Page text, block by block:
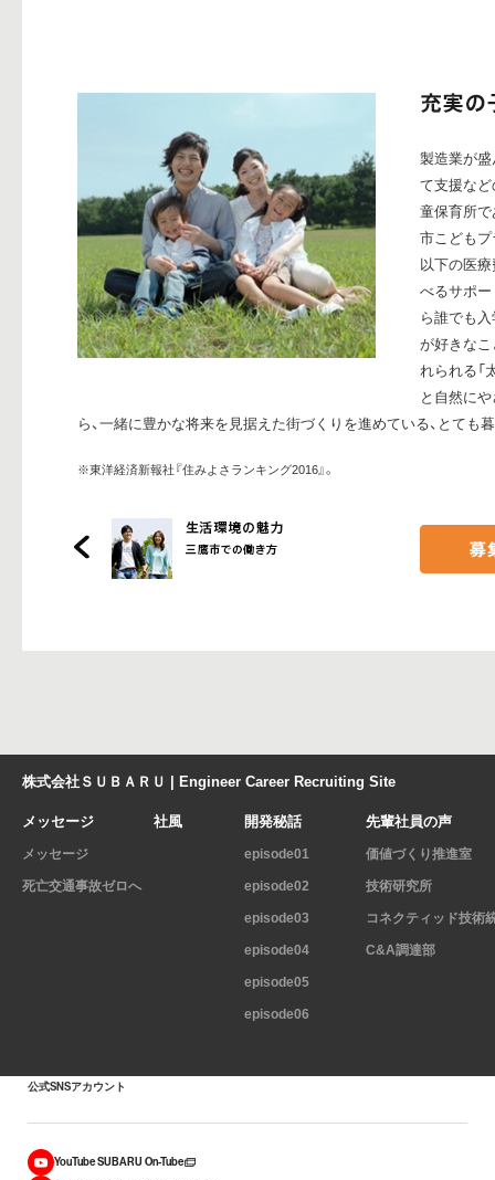
製造業が盛
て支援など
童保育所で
市こどもプ
以下の医
べるサポー
ら誰でも入
が好きな
れられる「
と自然に
ら、一緒に豊かな将来を見据えた街づくりを進めている、とても
※東洋経済新報社『住みよさランキング2016』。
株式会社ＳＵＢＡＲＵ | Engineer Career Recruiting Site
メッセージ
メッセージ
死亡交通事故ゼロへ
社風 開発秘話
episode01
episode02
episode03
episode04
episode05
episode06
先輩社員の声
価値づくり推進室
技術研究所
コネクティッド技術
C&A調達部
公式SNSアカウント
YouTube SUBARU On-Tube